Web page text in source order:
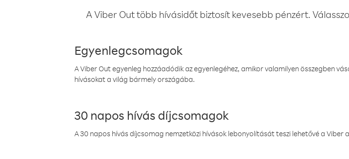
A Viber Out több hívásidőt biztosít kevesebb pénzért.
Egyenlegcsomagok
A Viber Out egyenleg hozzáadódik az egyenlegéhez, amikor valamilyen összegben
hívásokat a világ bármely országába.
30 napos hívás díjcsomagok
A 30 napos hívás díjcsomag nemzetközi hívások lebonyolítását teszi lehetővé a